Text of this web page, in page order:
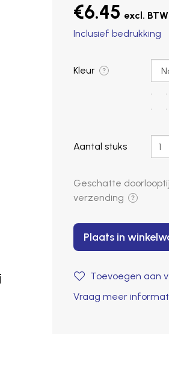
€6.45
Inclusief bedrukking
Kleur ?
Aantal stuks
Geschatte
verzending
?
Plaats in
Toevoegen aan
Vraag meer